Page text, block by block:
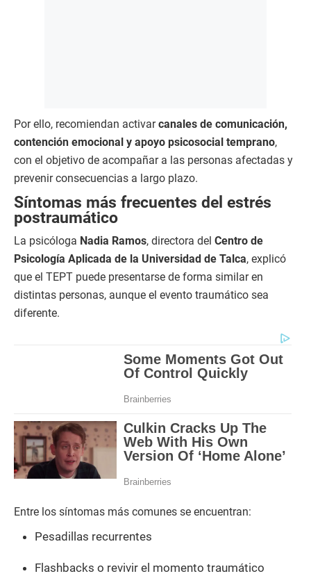
Por ello, recomiendan activarcanales de comunicación,
contención emocional y apoyo psicosocial temprano,
con el objetivo de acompañar a las personas afectadas y
prevenir consecuencias a largo plazo.
Síntomas más frecuentes del estrés
postraumático
La psicóloga Nadia Ramos, directora del Centro de
Psicología Aplicada de la Universidad de Talca, explicó
que el TEPT puede presentarse de forma similar en
distintas personas, aunque el evento traumático sea
diferente.
Entre los síntomas más comunes se encuentran:
Pesadillas recurrentes
Flashbacks o revivir el momento traumático